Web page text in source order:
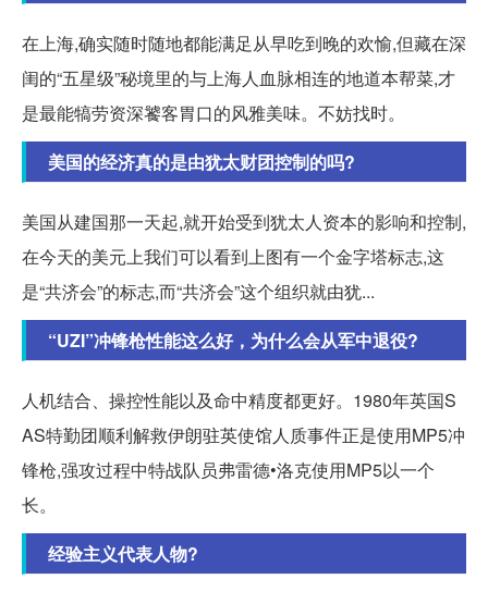
在上海,确实随时随地都能满足从早吃到晚的欢愉,但藏在深
闺的“五星级”秘境里的与上海人血脉相连的地道本帮菜,才
是最能犒劳资深饕客胃口的风雅美味。不妨找时。
美国的经济真的是由犹太财团控制的吗?
美国从建国那一天起,就开始受到犹太人资本的影响和控制,
在今天的美元上我们可以看到上图有一个金字塔标志,这
是“共济会”的标志,而“共济会”这个组织就由犹...
“UZI”冲锋枪性能这么好，为什么会从军中退役?
人机结合、操控性能以及命中精度都更好。1980年英国S
AS特勤团顺利解救伊朗驻英使馆人质事件正是使用MP5冲
锋枪,强攻过程中特战队员弗雷德•洛克使用MP5以一个
长。
经验主义代表人物?